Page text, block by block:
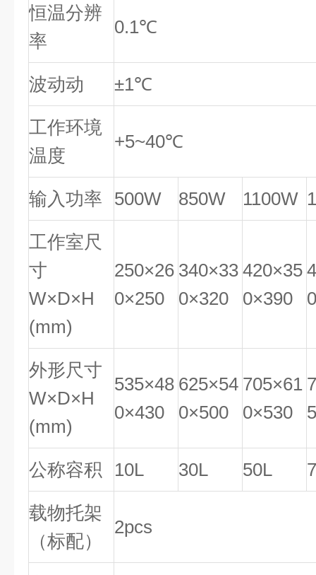
恒温分辨
率
0.1℃
波动动 ±1℃
工作环境
温度
+5~40℃
输入功率 500W 850W 1100W
工作室尺
寸
W×D×H
(mm)
250×26
0×250
340×33
0×320
420×35
0×390
外形尺寸
W×D×H
(mm)
535×48
0×430
625×54
0×500
705×61
0×530
公称容积 10L 30L 50L
载物托架
（标配）
2pcs